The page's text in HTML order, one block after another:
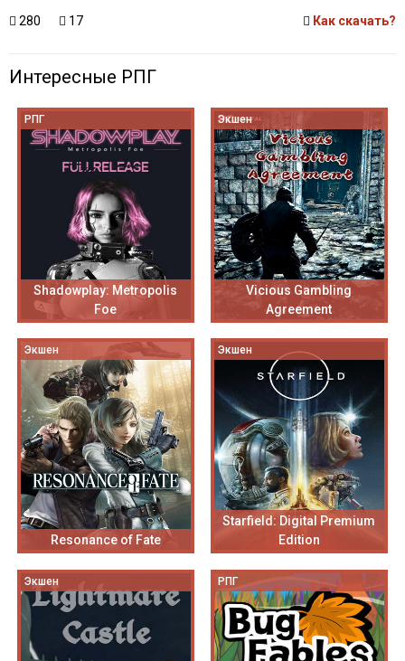
280 17 Как скачать?
Интересные РПГ
РПГ
Shadowplay: Metropolis
Foe
Экшен
Vicious Gambling
Agreement
Экшен
Resonance of Fate
Экшен
Starfield: Digital Premium
Edition
Экшен РПГ